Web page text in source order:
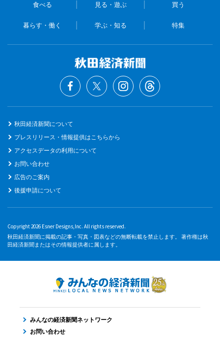
食べる 見る・遊ぶ 買う
暮らす・働く 学ぶ・知る 特集
秋田経済新聞について
プレスリリース・情報提供はこちらから
アクセスデータの利用について
お問い合わせ
広告のご案内
後援申請について
Copyright 2026 Esner Designs,Inc. All rights reserved.
秋田経済新聞に掲載の記事・写真・図表などの無断転載を禁止します。 著作権は秋
田経済新聞またはその情報提供者に属します。
みんなの経済新聞ネットワーク
お問い合わせ